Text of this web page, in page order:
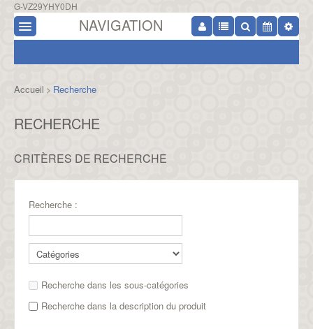
G-VZ29YHY0DH
NAVIGATION
Accueil > Recherche
RECHERCHE
CRITÈRES DE RECHERCHE
Recherche :
Recherche dans les sous-catégories
Recherche dans la description du produit